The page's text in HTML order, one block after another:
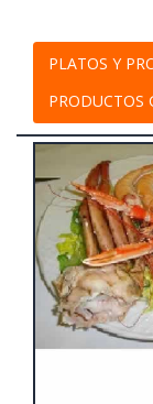
PLATOS Y
PRODUCTOS